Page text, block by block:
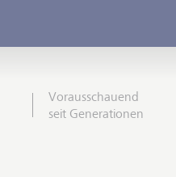
Vorausschauend
seit Generationen